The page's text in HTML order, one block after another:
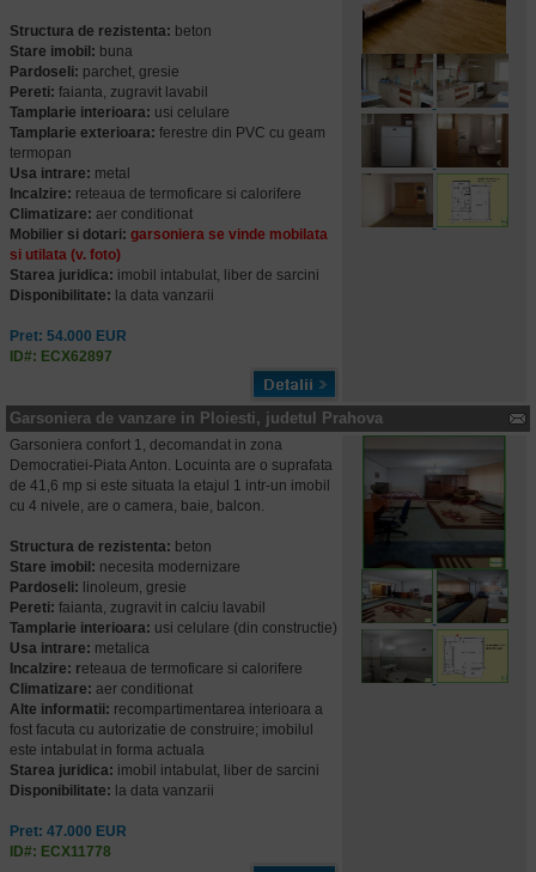
Structura de rezistenta: beton
Stare imobil: buna
Pardoseli: parchet, gresie
Pereti: faianta, zugravit lavabil
Tamplarie interioara: usi celulare
Tamplarie exterioara: ferestre din PVC cu geam
termopan
Usa intrare: metal
Incalzire: reteaua de termoficare si calorifere
Climatizare: aer conditionat
Mobilier si dotari: garsoniera se vinde mobilata
si utilata (v. foto)
Starea juridica: imobil intabulat, liber de sarcini
Disponibilitate: la data vanzarii
Pret: 54.000 EUR
ID#: ECX62897
Garsoniera de vanzare in Ploiesti, judetul Prahova
Garsoniera confort 1, decomandat in zona
Democratiei-Piata Anton. Locuinta are o suprafata
de 41,6 mp si este situata la etajul 1 intr-un imobil
cu 4 nivele, are o camera, baie, balcon.
Structura de rezistenta: beton
Stare imobil: necesita modernizare
Pardoseli: linoleum, gresie
Pereti: faianta, zugravit in calciu lavabil
Tamplarie interioara: usi celulare (din constructie)
Usa intrare: metalica
Incalzire: reteaua de termoficare si calorifere
Climatizare: aer conditionat
Alte informatii: recompartimentarea interioara a
fost facuta cu autorizatie de construire; imobilul
este intabulat in forma actuala
Starea juridica: imobil intabulat, liber de sarcini
Disponibilitate: la data vanzarii
Pret: 47.000 EUR
ID#: ECX11778